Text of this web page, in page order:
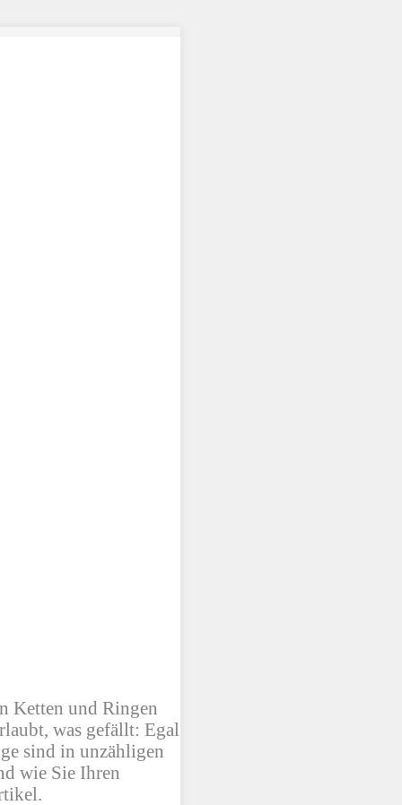
Ketten und Ringen
was gefällt: Egal
sind in unzähligen
wie Sie Ihren